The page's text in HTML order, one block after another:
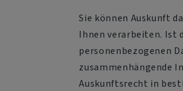
Sie können Auskunft
Ihnen verarbeiten. Ist
personenbezogenen
zusammenhängende
Auskunftsrecht in